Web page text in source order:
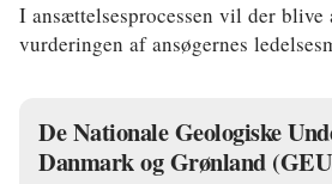
I ansættelsesprocessen vil der blive
vurderingen af ansøgernes
De Nationale Geologiske
Danmark og Grønland